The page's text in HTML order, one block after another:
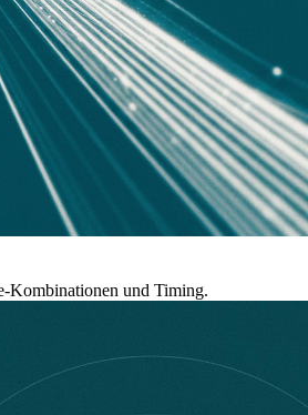
Kombinationen und Timing.